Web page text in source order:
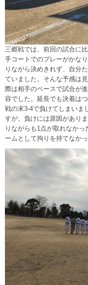
三郷戦では、前回の試合に
手コートでのプレーがかな
りながら決めきれず、自分
ていました。そんな予感は
際は相手のペースで試合が
容でした。延長でも決着は
戦の末3-4で負けてしまいま
すが、負けには原因があり
りながらも1点が取れなか
ームとして拘りを持てなか